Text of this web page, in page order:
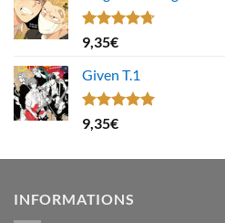
Note4.67
sur 5
9,35€
Given T.1
Note5.00
sur 5
9,35€
INFORMATIONS